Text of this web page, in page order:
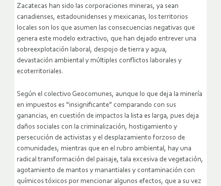
Zacatecas han sido las corporaciones mineras, ya sean
canadienses, estadounidenses y mexicanas, los territorios
locales son los que asumen las consecuencias negativas que
genera este modelo extractivo, que han dejado entrever una
sobreexplotación laboral, despojo de tierra y agua,
devastación ambiental y múltiples conflictos laborales y
ecoterritoriales.
Según el colectivo Geocomunes, aunque lo que deja la minería
en impuestos es “insignificante” comparando con sus
ganancias, en cuestión de impactos la lista es larga, pues deja
daños sociales con la criminalización, hostigamiento y
persecución de activistas y el desplazamiento forzoso de
comunidades; mientras que en el rubro ambiental, hay una
radical transformación del paisaje, tala excesiva de vegetación,
agotamiento de mantos y manantiales y contaminación con
químicos tóxicos por mencionar algunos efectos, que a su vez